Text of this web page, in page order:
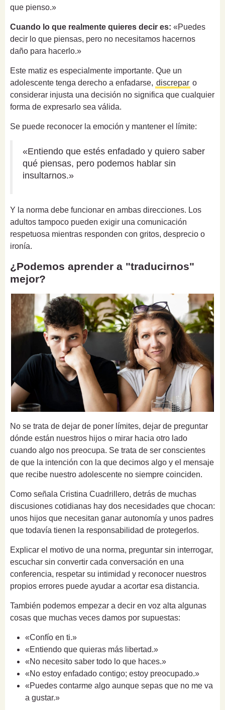
que pienso.»
Cuando lo que realmente quieres decir es: «Puedes
decir lo que piensas, pero no necesitamos hacernos
daño para hacerlo.»
Este matiz es especialmente importante. Que un
adolescente tenga derecho a enfadarse, discrepar o
considerar injusta una decisión no significa que cualquier
forma de expresarlo sea válida.
Se puede reconocer la emoción y mantener el límite:
«Entiendo que estés enfadado y quiero saber
qué piensas, pero podemos hablar sin
insultarnos.»
Y la norma debe funcionar en ambas direcciones. Los
adultos tampoco pueden exigir una comunicación
respetuosa mientras responden con gritos, desprecio o
ironía.
¿Podemos aprender a "traducirnos"
mejor?
No se trata de dejar de poner límites, dejar de preguntar
dónde están nuestros hijos o mirar hacia otro lado
cuando algo nos preocupa. Se trata de ser conscientes
de que la intención con la que decimos algo y el mensaje
que recibe nuestro adolescente no siempre coinciden.
Como señala Cristina Cuadrillero, detrás de muchas
discusiones cotidianas hay dos necesidades que chocan:
unos hijos que necesitan ganar autonomía y unos padres
que todavía tienen la responsabilidad de protegerlos.
Explicar el motivo de una norma, preguntar sin interrogar,
escuchar sin convertir cada conversación en una
conferencia, respetar su intimidad y reconocer nuestros
propios errores puede ayudar a acortar esa distancia.
También podemos empezar a decir en voz alta algunas
cosas que muchas veces damos por supuestas:
«Confío en ti.»
«Entiendo que quieras más libertad.»
«No necesito saber todo lo que haces.»
«No estoy enfadado contigo; estoy preocupado.»
«Puedes contarme algo aunque sepas que no me va
a gustar.»